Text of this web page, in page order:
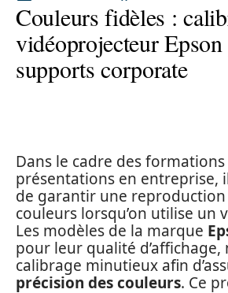
Couleurs fidèles :
vidéoprojecteur
supports corporate
Dans le cadre des
présentations en entreprise,
de garantir une
couleurs lorsqu’on utilise un
Les modèles de la marque
pour leur qualité d’affichage,
calibrage minutieux afin
précision des couleurs. Ce